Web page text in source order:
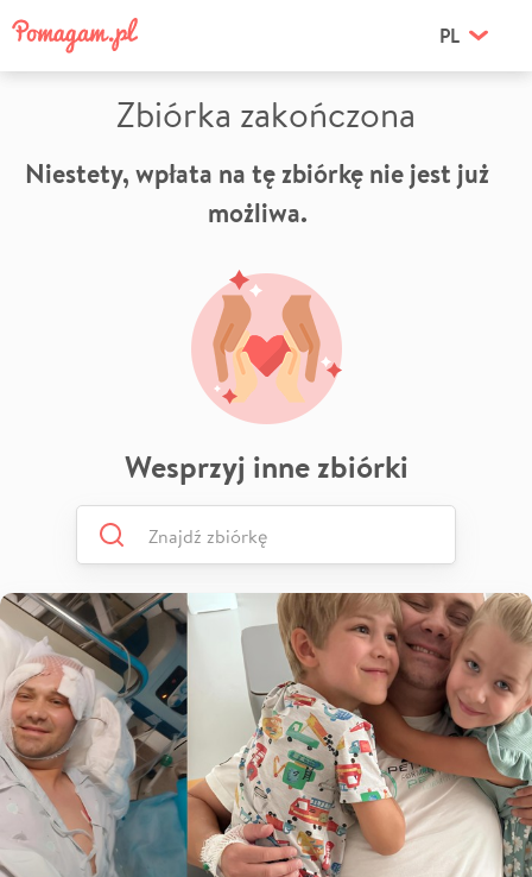
PL
Zbiórka zakończona
Niestety, wpłata na tę zbiórkę nie jest już
możliwa.
Wesprzyj inne zbiórki